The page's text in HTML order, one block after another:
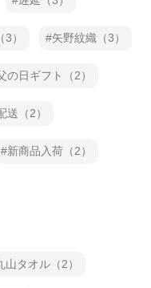
） 矢野紋織（3）
の日ギフト（2）
送（2）
新商品入荷（2）
山タオル（2）